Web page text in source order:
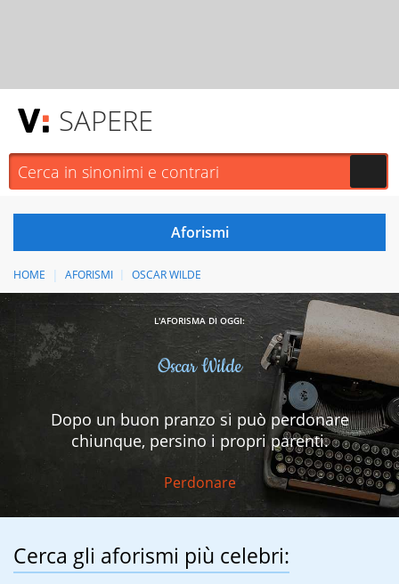
SAPERE
HOME AFORISMI OSCAR WILDE
L'AFORISMA DI OGGI:
Oscar Wilde
Dopo un buon pranzo si può perdonare
chiunque, persino i propri parenti.
Perdonare
Cerca gli aforismi più celebri: